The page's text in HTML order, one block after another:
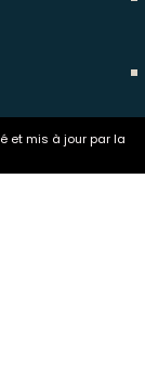
et mis à jour par la